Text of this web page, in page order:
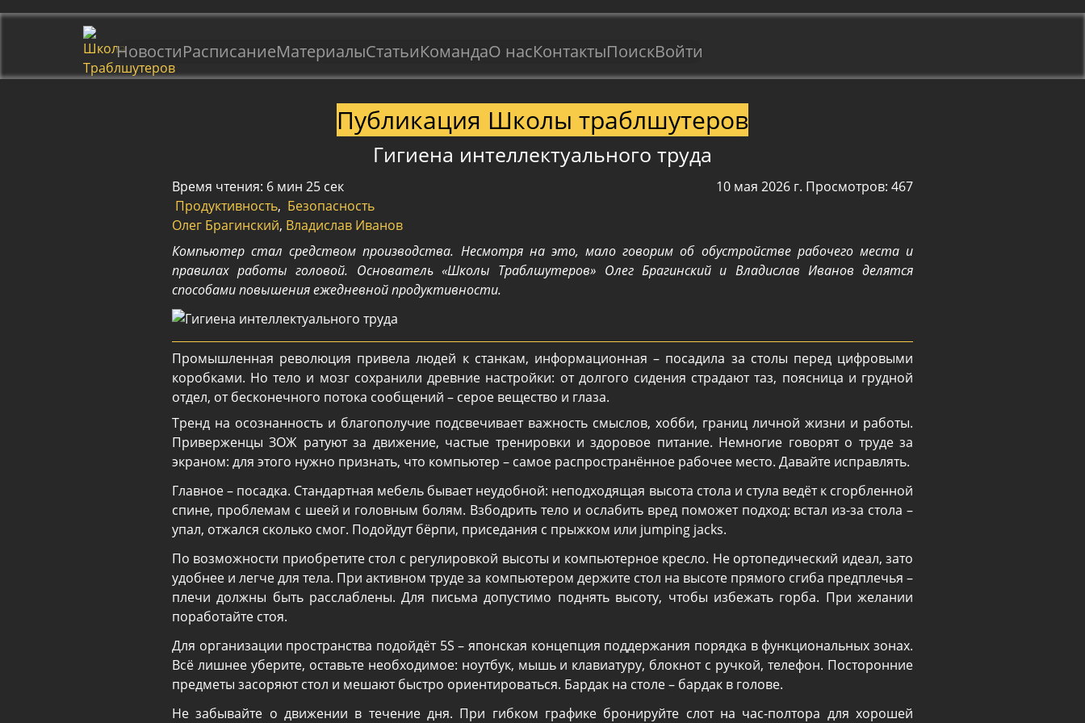
НовостиРасписаниеМатериалыСтатьиКомандаО насКонтактыПоискВойти
Публикация Школы траблшутеров
Гигиена интеллектуального труда
Время чтения: 6 мин 25 сек
10 мая 2026 г. Просмотров: 467
Продуктивность, Безопасность
Олег Брагинский, Владислав Иванов
Компьютер стал средством производства. Несмотря на это, мало говорим об обустройстве рабочего места и
правилах работы головой. Основатель «Школы Траблшутеров» Олег Брагинский и Владислав Иванов делятся
способами повышения ежедневной продуктивности.
Промышленная революция привела людей к станкам, информационная – посадила за столы перед цифровыми
коробками. Но тело и мозг сохранили древние настройки: от долгого сидения страдают таз, поясница и грудной
отдел, от бесконечного потока сообщений – серое вещество и глаза.
Тренд на осознанность и благополучие подсвечивает важность смыслов, хобби, границ личной жизни и работы.
Приверженцы ЗОЖ ратуют за движение, частые тренировки и здоровое питание. Немногие говорят о труде за
экраном: для этого нужно признать, что компьютер – самое распространённое рабочее место. Давайте исправлять.
Главное – посадка. Стандартная мебель бывает неудобной: неподходящая высота стола и стула ведёт к сгорбленной
спине, проблемам с шеей и головным болям. Взбодрить тело и ослабить вред поможет подход: встал из-за стола –
упал, отжался сколько смог. Подойдут бёрпи, приседания с прыжком или jumping jacks.
По возможности приобретите стол с регулировкой высоты и компьютерное кресло. Не ортопедический идеал, зато
удобнее и легче для тела. При активном труде за компьютером держите стол на высоте прямого сгиба предплечья –
плечи должны быть расслаблены. Для письма допустимо поднять высоту, чтобы избежать горба. При желании
поработайте стоя.
Для организации пространства подойдёт 5S – японская концепция поддержания порядка в функциональных зонах.
Всё лишнее уберите, оставьте необходимое: ноутбук, мышь и клавиатуру, блокнот с ручкой, телефон. Посторонние
предметы засоряют стол и мешают быстро ориентироваться. Бардак на столе – бардак в голове.
Не забывайте о движении в течение дня. При гибком графике бронируйте слот на час-полтора для хорошей